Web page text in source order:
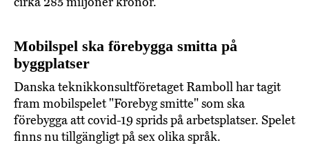
Mobilspel ska förebygga smitta på
byggplatser
Danska teknikkonsultföretaget Ramboll har tagit
fram mobilspelet "Forebyg smitte" som ska
förebygga att covid-19 sprids på arbetsplatser. Spelet
finns nu tillgängligt på sex olika språk.